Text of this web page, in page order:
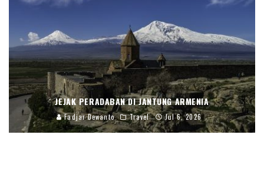
JEJAK PERADABAN DI JANTUNG ARMENIA
Fadjar Dewanto Travel Jul 6, 2026